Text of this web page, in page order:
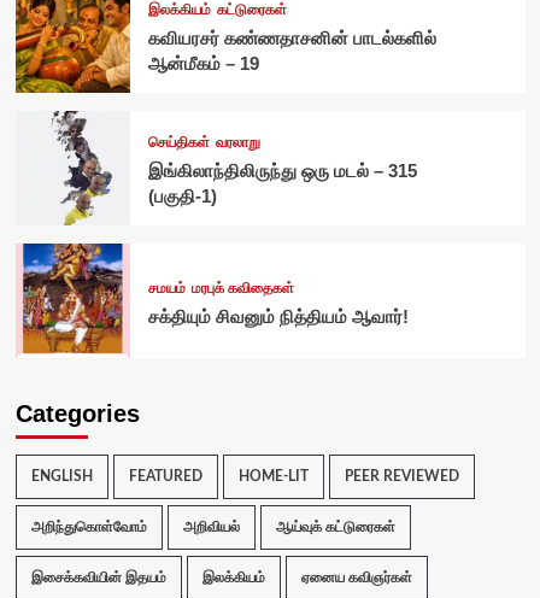
இலக்கியம் கட்டுரைகள்
கவியரசர் கண்ணதாசனின் பாடல்களில்
ஆன்மீகம் – 19
செய்திகள் வரலாறு
இங்கிலாந்திலிருந்து ஒரு மடல் – 315
(பகுதி-1)
சமயம் மரபுக் கவிதைகள்
சக்தியும் சிவனும் நித்தியம் ஆவார்!
Categories
ENGLISH FEATURED HOME-LIT PEER REVIEWED
அறிந்துகொள்வோம் அறிவியல் ஆய்வுக் கட்டுரைகள்
இசைக்கவியின் இதயம் இலக்கியம் ஏனைய கவிஞர்கள்